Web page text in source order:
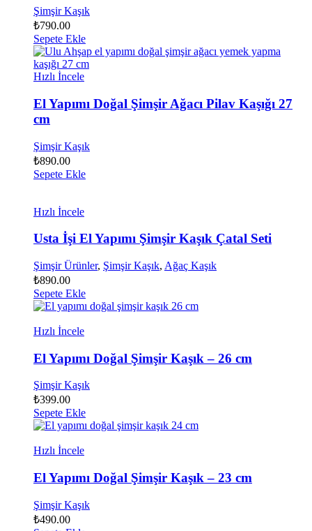
Şimşir Kaşık
₺790.00
Sepete Ekle
Hızlı İncele
El Yapımı Doğal Şimşir Ağacı Pilav Kaşığı 27
cm
Şimşir Kaşık
₺890.00
Sepete Ekle
Hızlı İncele
Usta İşi El Yapımı Şimşir Kaşık Çatal Seti
Şimşir Ürünler, Şimşir Kaşık, Ağaç Kaşık
₺890.00
Sepete Ekle
Hızlı İncele
El Yapımı Doğal Şimşir Kaşık – 26 cm
Şimşir Kaşık
₺399.00
Sepete Ekle
Hızlı İncele
El Yapımı Doğal Şimşir Kaşık – 23 cm
Şimşir Kaşık
₺490.00